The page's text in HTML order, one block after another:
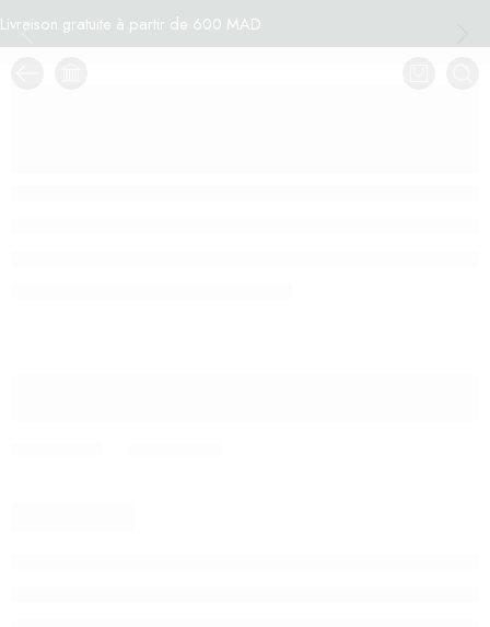
Livraison gratuite à partir de 600 MAD